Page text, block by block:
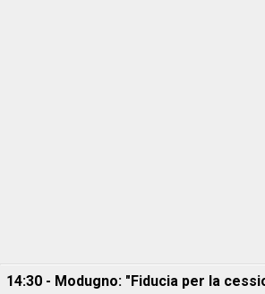
14:30 - Modugno: "Fiducia per la